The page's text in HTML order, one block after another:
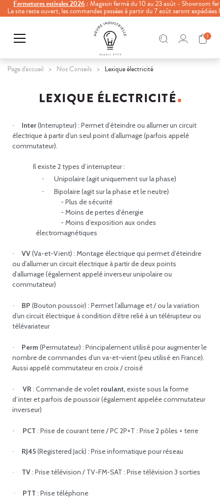
Page d'accueil Nos Conseils Lexique électricité
LEXIQUE ÉLECTRICITÉ
· Inter(Interrupteur) : Permet d’éteindre ou allumer un circuit
électrique à partir d’un seul point d’allumage (parfois appelé
commutateur).
Il existe 2 types d’interrupteur :
· Unipolaire(agit uniquement sur la phase)
· Bipolaire(agit sur la phase et le neutre)
- Plus de sécurité
- Moins de pertes d’énergie
- Moins d’exposition aux ondes
électromagnétiques
· VV(Va-et-Vient) : Montage électrique qui permet d’éteindre
ou d’allumer un circuit électrique à partir de deux points
d’allumage (également appelé inverseur unipolaire ou
commutateur)
· BP (Bouton poussoir) : Permet l’allumage et / ou la variation
d’un circuit électrique à condition d’être relié à un télérupteur ou
télévariateur
· Perm(Permutateur) : Principalement utilisé pour augmenter le
nombre de commandes d’un va-et-vient (peu utilisé en France).
Aussi appelé commutateur en croix / croisé
· VR: Commande de volet roulant, existe sous la forme
d’inter et parfois de poussoir (également appelée commutateur
inverseur)
· PCT : Prise de courant terre / PC 2P+T : Prise 2 pôles + terre
· RJ45(Registered Jack) : Prise informatique pour réseau
· TV: Prise télévision / TV-FM-SAT : Prise télévision 3 sorties
· PTT : Prise téléphone
Fermetures estivales 2026 : Magasin fermé du 10 au 23 août - Showroom
Le site reste ouvert, les commandes passées à partir du 7 août seront
1